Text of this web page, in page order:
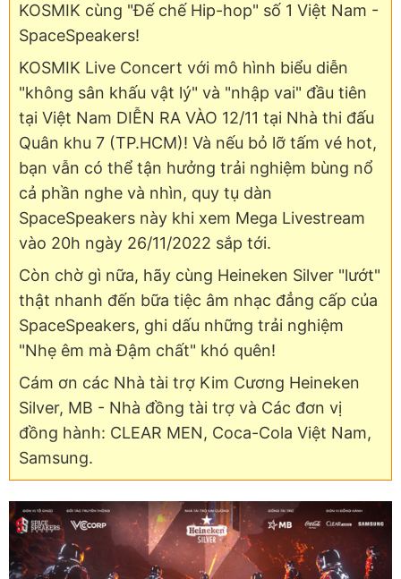
KOSMIK cùng "Đế chế Hip-hop" số 1 Việt Nam -
SpaceSpeakers!
KOSMIK Live Concert với mô hình biểu diễn
"không sân khấu vật lý" và "nhập vai" đầu tiên
tại Việt Nam DIỄN RA VÀO 12/11 tại Nhà thi đấu
Quân khu 7 (TP.HCM)! Và nếu bỏ lỡ tấm vé hot,
bạn vẫn có thể tận hưởng trải nghiệm bùng nổ
cả phần nghe và nhìn, quy tụ dàn
SpaceSpeakers này khi xem Mega Livestream
vào 20h ngày 26/11/2022 sắp tới.
Còn chờ gì nữa, hãy cùng Heineken Silver "lướt"
thật nhanh đến bữa tiệc âm nhạc đẳng cấp của
SpaceSpeakers, ghi dấu những trải nghiệm
"Nhẹ êm mà Đậm chất" khó quên!
Cám ơn các Nhà tài trợ Kim Cương Heineken
Silver, MB - Nhà đồng tài trợ và Các đơn vị
đồng hành: CLEAR MEN, Coca-Cola Việt Nam,
Samsung.